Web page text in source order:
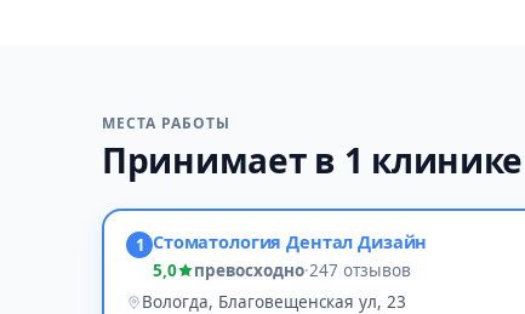
МЕСТА РАБОТЫ
Принимает в 1
1 Стоматология Дентал Дизайн
5,0 превосходно·247 отзывов
Вологда, Благовещенская ул, 23